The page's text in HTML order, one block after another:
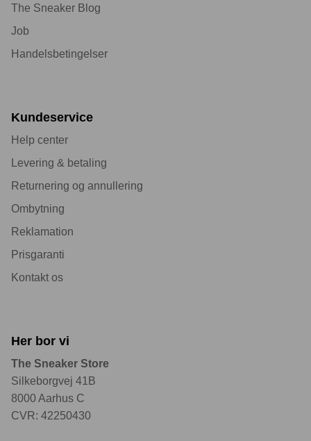
The Sneaker Blog
Job
Handelsbetingelser
Kundeservice
Help center
Levering & betaling
Returnering og annullering
Ombytning
Reklamation
Prisgaranti
Kontakt os
Her bor vi
The Sneaker Store
Silkeborgvej 41B
8000 Aarhus C
CVR: 42250430